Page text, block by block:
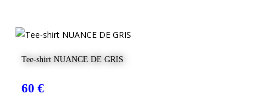
Choix Des Options
Tee-shirt NUANCE DE GRIS
60€